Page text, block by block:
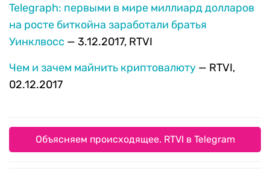
Telegraph: первыми в мире миллиард долларов
на росте биткойна заработали братья
Уинклвосс — 3.12.2017, RTVI
Чем и зачем майнить криптовалюту — RTVI,
02.12.2017
Объясняем происходящее. RTVI в Telegram